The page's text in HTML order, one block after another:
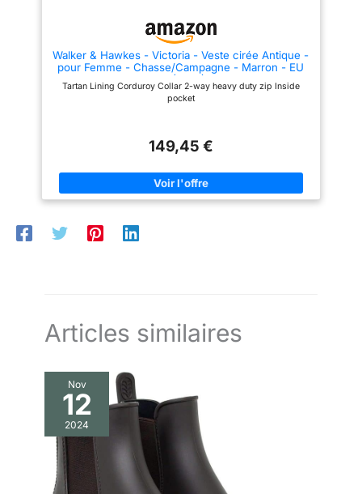
Walker & Hawkes - Victoria - Veste cirée Antique -
pour Femme - Chasse/Campagne - Marron - EU
36 (UK 8)
Tartan Lining Corduroy Collar 2-way heavy duty zip Inside
pocket
149,45 €
Articles similaires
Nov
12
2024